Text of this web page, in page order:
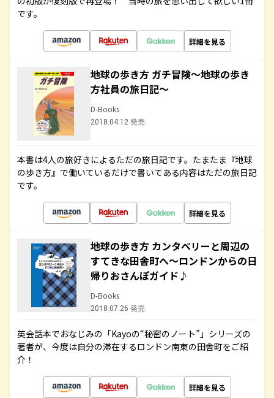
です。
詳細を見る
地球の歩き方 ガチ冒険～地球の歩き
方社員の旅日記～
D-Books
2018.04.12 発売
本書は4人の旅好きによるただの旅日記です。たまたま『地球
の歩き方』で働いているだけで書いてある内容はただの旅日記
です。
詳細を見る
地球の歩き方 カンタベリーと周辺の
すてきな田舎町へ～ロンドンからの日
帰りおさんぽガイド♪
D-Books
2018.07.26 発売
英会話本でおなじみの「Kayoの“秘密のノート”」シリーズの
著者が、今度は自分の滞在するロンドン南東の田舎町をご紹
介！
詳細を見る